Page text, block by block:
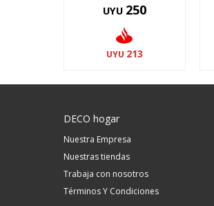
UYU 250
UYU 213
DECO hogar
Nuestra Empresa
Nuestras tiendas
Trabaja con nosotros
Términos Y Condiciones